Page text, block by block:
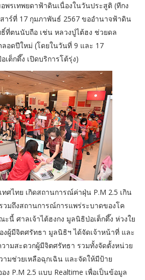
พรเทพยดาฟ้าดินเนื่องในวันประสูติ (ทีกง
าร์ที่ 17 กุมภาพันธ์ 2567 ขออำนาจฟ้าดิน
ที่ตนนับถือ เช่น หลวงปู่ไต้ฮง ช่วยดล
อดปีใหม่ (โดยในวันที่ 9 และ 17
ต็กตึ๊ง เปิดบริการโต้รุ่ง)
ศไทย เกิดสถานการณ์ค่าฝุ่น P.M 2.5 เกิน
มถึงสถานการณ์การแพร่ระบาดของโค
นี้ ศาลเจ้าไต้ฮงกง มูลนิธิป่อเต็กตึ๊ง ห่วงใย
งผู้มีจิตศรัทธา มูลนิธิฯ ได้จัดเจ้าหน้าที่ และ
ามสะดวกผู้มีจิตศรัทธา รวมทั้งจัดตั้งหน่วย
มช่วยเหลือฉุกเฉิน และจัดให้มีป้าย
P.M 2.5 แบบ Realtime เพื่อเป็นข้อมูล